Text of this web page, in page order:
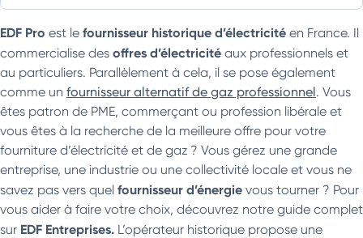
EDF Pro est le fournisseur historique d’électricité en France. Il
commercialise des offres d’électricité aux professionnels et
au particuliers. Parallèlement à cela, il se pose également
comme un fournisseur alternatif de gaz professionnel. Vous
êtes patron de PME, commerçant ou profession libérale et
vous êtes à la recherche de la meilleure offre pour votre
fourniture d’électricité et de gaz ? Vous gérez une grande
entreprise, une industrie ou une collectivité locale et vous ne
savez pas vers quel fournisseur d’énergie vous tourner ? Pour
vous aider à faire votre choix, découvrez notre guide complet
sur EDF Entreprises. L’opérateur historique propose une